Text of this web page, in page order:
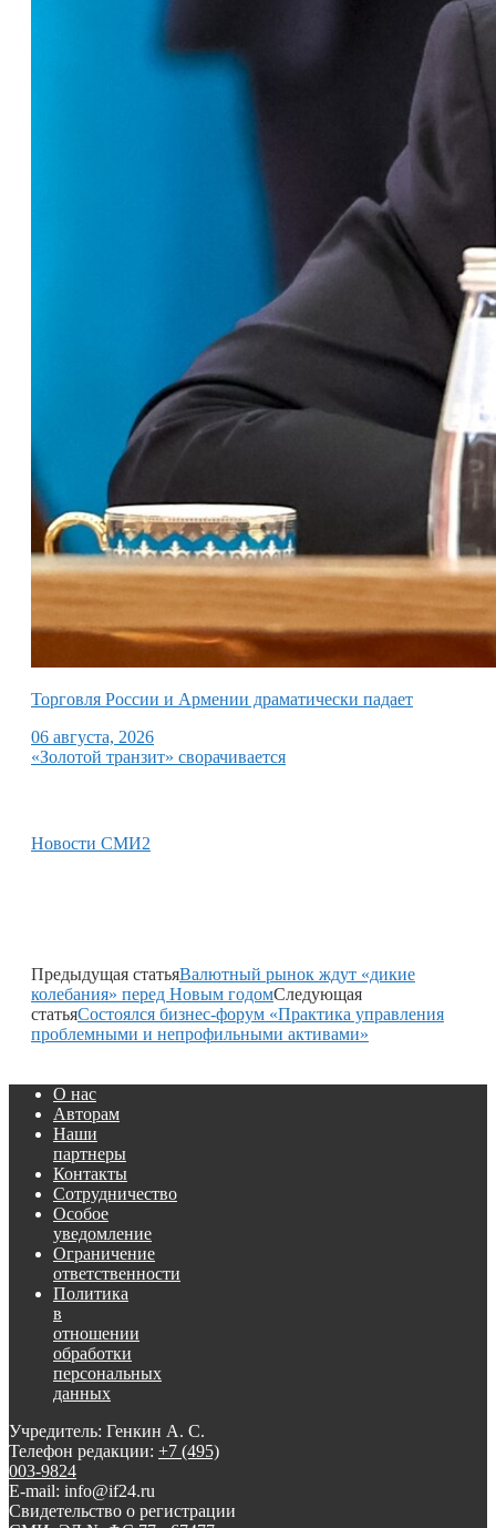
Торговля России и Армении драматически падает
06 августа, 2026
«Золотой транзит» сворачивается
Новости СМИ2
Предыдущая статьяВалютный рынок ждут «дикие
колебания» перед Новым годомСледующая
статьяСостоялся бизнес-форум «Практика управления
проблемными и непрофильными активами»
О нас
Авторам
Наши
партнеры
Контакты
Сотрудничество
Особое
уведомление
Ограничение
ответственности
Политика
в
отношении
обработки
персональных
данных
Учредитель: Генкин А. С.
Телефон редакции: +7 (495)
003-9824
E-mail: info@if24.ru
Свидетельство о регистрации